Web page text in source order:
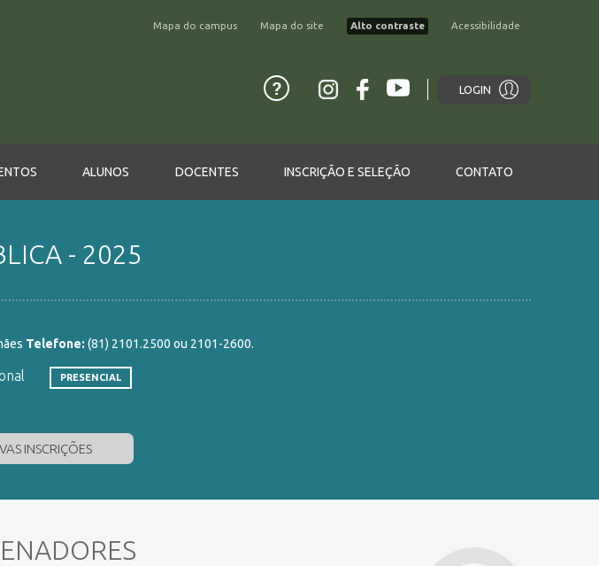
Mapa do campus Mapa do site Alto contraste Acessibilidade
LOGIN
ALUNOS DOCENTES INSCRIÇÃO E SELEÇÃO CONTATO
- 2025
Telefone: (81) 2101.2500 ou 2101-2600.
PRESENCIAL
INSCRIÇÕES